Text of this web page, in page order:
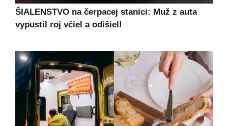
ŠIALENSTVO na čerpacej stanici: Muž z auta
vypustil roj včiel a odišiel!